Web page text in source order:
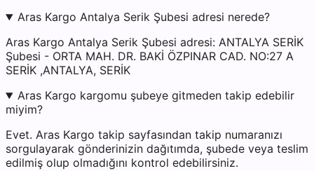
Aras Kargo Antalya Serik Şubesi adresi nerede?
Aras Kargo Antalya Serik Şubesi adresi: ANTALYA SERİK
Şubesi - ORTA MAH. DR. BAKİ ÖZPINAR CAD. NO:27 A
SERİK ,ANTALYA, SERİK
Aras Kargo kargomu şubeye gitmeden takip edebilir
miyim?
Evet. Aras Kargo takip sayfasından takip numaranızı
sorgulayarak gönderinizin dağıtımda, şubede veya teslim
edilmiş olup olmadığını kontrol edebilirsiniz.